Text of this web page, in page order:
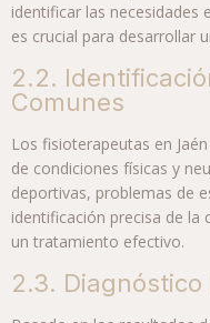
identificar las necesidades
es crucial para desarrollar
2.2.
Comunes
Los fisioterapeutas en
de condiciones físicas y
deportivas, problemas de
identificación precisa de la
un tratamiento efectivo.
2.3.